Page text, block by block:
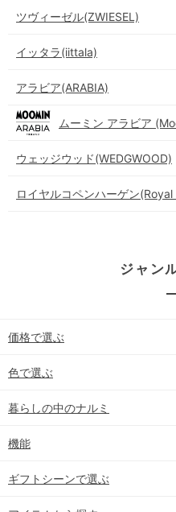
ツヴィーゼル(ZWIESEL)
イッタラ(iittala)
アラビア(ARABIA)
ムーミン アラビア
ウェッジウッド(WEDGWOOD)
ロイヤルコペンハーゲン
ジャン
価格で選ぶ
色で選ぶ
暮らしの中のナルミ
機能
ギフトシーンで選ぶ